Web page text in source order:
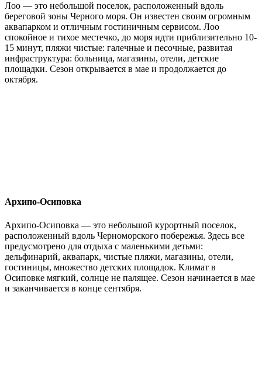
Лоо — это небольшой поселок, расположенный вдоль
береговой зоны Черного моря. Он известен своим огромным
аквапарком и отличным гостиничным сервисом. Лоо
спокойное и тихое местечко, до моря идти приблизительно 10-
15 минут, пляжи чистые: галечные и песочные, развитая
инфраструктура: больница, магазины, отели, детские
площадки. Сезон открывается в мае и продолжается до
октября.
Архипо-Осиповка
Архипо-Осиповка — это небольшой курортный поселок,
расположенный вдоль Черноморского побережья. Здесь все
предусмотрено для отдыха с маленькими детьми:
дельфинарий, аквапарк, чистые пляжи, магазины, отели,
гостиницы, множество детских площадок. Климат в
Осиповке мягкий, солнце не палящее. Сезон начинается в мае
и заканчивается в конце сентября.